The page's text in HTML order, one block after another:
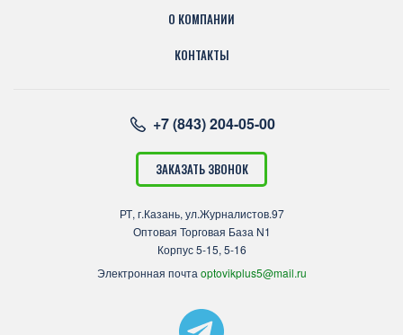
О КОМПАНИИ
КОНТАКТЫ
+7 (843) 204-05-00
ЗАКАЗАТЬ ЗВОНОК
РТ, г.Казань, ул.Журналистов.97
Оптовая Торговая База N1
Корпус 5-15, 5-16
Электронная почта optovikplus5@mail.ru